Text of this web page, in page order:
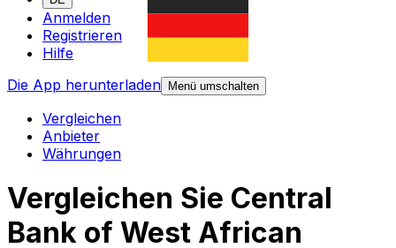
Anmelden
Registrieren
Hilfe
Die App herunterladen
Menü umschalten
Vergleichen
Anbieter
Währungen
Vergleichen Sie Central
Bank of West African